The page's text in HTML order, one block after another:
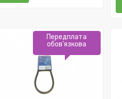
Передплата
обов'язкова